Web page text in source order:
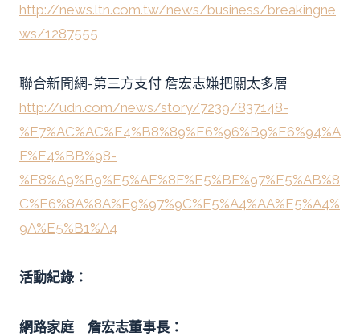
http://news.ltn.com.tw/news/business/breakingne
ws/1287555
聯合新聞網-第三方支付 詹宏志嫌把關太多層
http://udn.com/news/story/7239/837148-
%E7%AC%AC%E4%B8%89%E6%96%B9%E6%94%A
F%E4%BB%98-
%E8%A9%B9%E5%AE%8F%E5%BF%97%E5%AB%8
C%E6%8A%8A%E9%97%9C%E5%A4%AA%E5%A4%
9A%E5%B1%A4
活動紀錄：
網路家庭 詹宏志董事長：